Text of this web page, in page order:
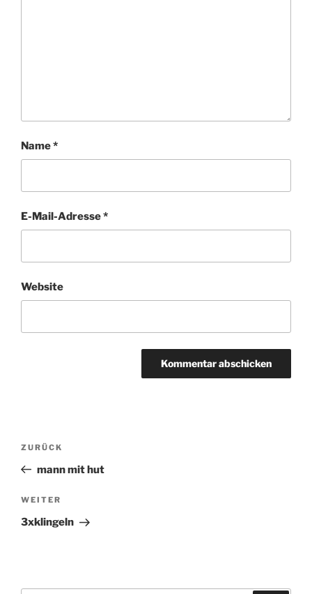
Name*
E-Mail-Adresse*
Website
Beitragsnavigation
Vorheriger
Beitrag
ZURÜCK
mann mit hut
Nächster
Beitrag
WEITER
3xklingeln